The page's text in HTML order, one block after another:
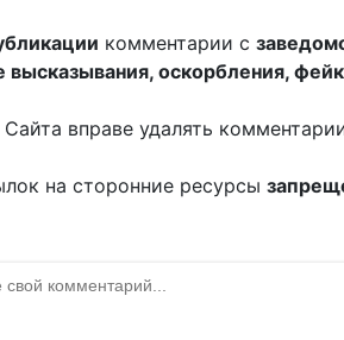
комментарии с
высказывания, оскорбления,
вправе удалять
на сторонние ресурсы